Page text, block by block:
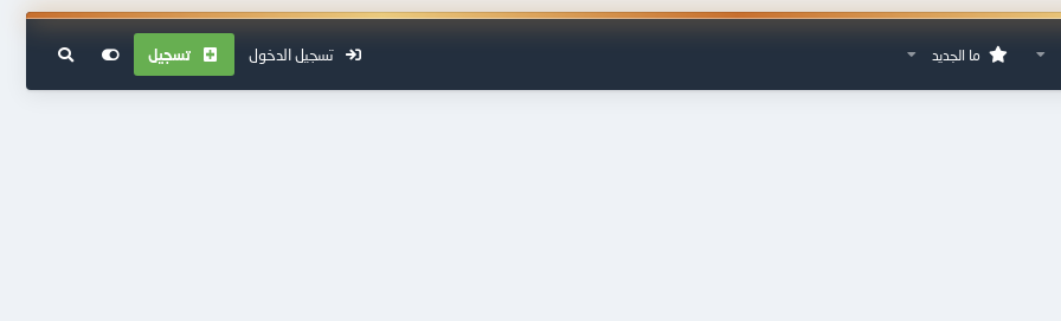
ما الجديد تسجيل الدخول تسجيل